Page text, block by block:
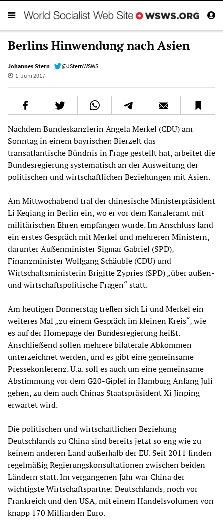
Berlins Hinwendung nach Asien
Johannes Stern
@JSternWSWS
1. Juni 2017
Nachdem Bundeskanzlerin Angela Merkel (CDU) am
Sonntag in einem bayrischen Bierzelt das
transatlantische Bündnis in Frage gestellt hat, arbeitet die
Bundesregierung systematisch an der Ausweitung der
politischen und wirtschaftlichen Beziehungen mit Asien.
Am Mittwochabend traf der chinesische Ministerpräsident
Li Keqiang in Berlin ein, wo er vor dem Kanzleramt mit
militärischen Ehren empfangen wurde. Im Anschluss fand
ein erstes Gespräch mit Merkel und mehreren Ministern,
darunter Außenminister Sigmar Gabriel (SPD),
Finanzminister Wolfgang Schäuble (CDU) und
Wirtschaftsministerin Brigitte Zypries (SPD) „über außen-
und wirtschaftspolitische Fragen“ statt.
Am heutigen Donnerstag treffen sich Li und Merkel ein
weiteres Mal „zu einem Gespräch im kleinen Kreis“, wie
es auf der Homepage der Bundesregierung heißt.
Anschließend sollen mehrere bilaterale Abkommen
unterzeichnet werden, und es gibt eine gemeinsame
Pressekonferenz. U.a. soll es auch um eine gemeinsame
Abstimmung vor dem G20-Gipfel in Hamburg Anfang Juli
gehen, zu dem auch Chinas Staatspräsident Xi Jinping
erwartet wird.
Die politischen und wirtschaftlichen Beziehung
Deutschlands zu China sind bereits jetzt so eng wie zu
keinem anderen Land außerhalb der EU. Seit 2011 finden
regelmäßig Regierungskonsultationen zwischen beiden
Ländern statt. Im vergangenen Jahr war China der
wichtigste Wirtschaftspartner Deutschlands, noch vor
Frankreich und den USA, mit einem Handelsvolumen von
knapp 170 Milliarden Euro.